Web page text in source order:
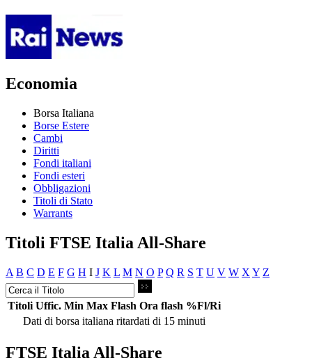
Economia
Borsa Italiana
Borse Estere
Cambi
Diritti
Fondi italiani
Fondi esteri
Obbligazioni
Titoli di Stato
Warrants
Titoli FTSE Italia All-Share
A B C D E F G H I J K L M N O P Q R S T U V W X Y Z
Titoli Uffic. Min Max Flash Ora flash %Fl/Ri
Dati di borsa italiana ritardati di 15 minuti
FTSE Italia All-Share